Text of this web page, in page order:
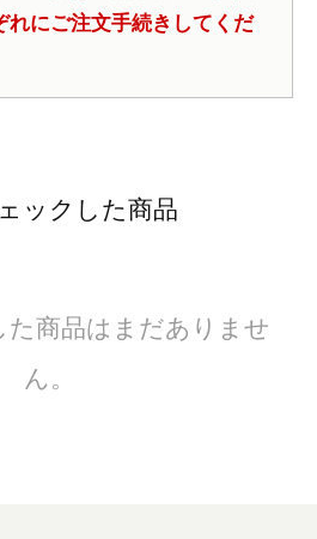
れにご注文手続きしてくだ
ックした商品
た商品はまだありませ
ん。